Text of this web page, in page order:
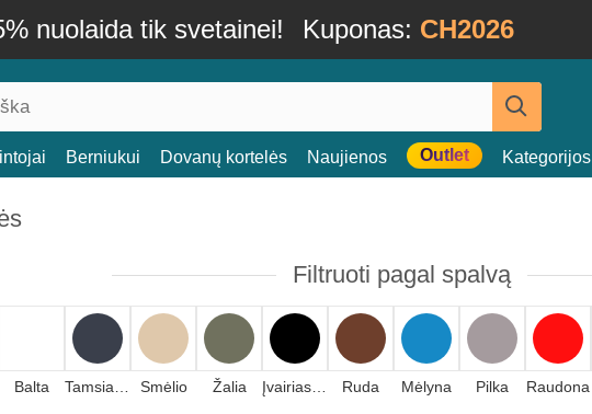
nuolaida tik svetainei! Kuponas: CH2026
Berniukui Dovanų kortelės Naujienos Outlet Kategorijos
Filtruoti pagal spalvą
Balta Smėlio Žalia Ruda Mėlyna Pilka Raudona